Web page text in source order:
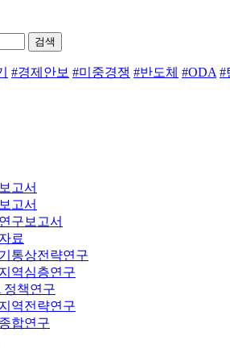
검색
#경제안보 #미중경쟁 #반도체 #ODA #
고서
고서
구보고서
료
통상전략연구
역심층연구
정책연구
역전략연구
합연구